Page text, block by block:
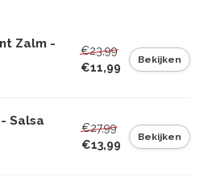
Zalm -
€23,99
€11,99
Bekijken
Salsa
€27,99
€13,99
Bekijken